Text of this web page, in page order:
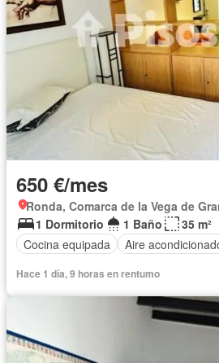
650 €/mes
Ronda, Comarca de la Vega de
1 Dormitorio
1 Baño
35 m²
Cocina equipada
Aire
Hace 1 día, 9 horas en rentumo